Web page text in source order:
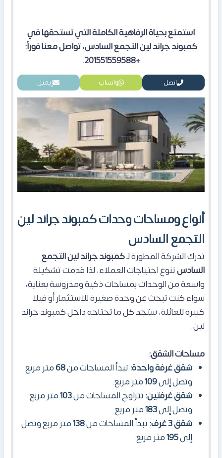
استمتع بحياة الرفاهية الكاملة التي تستحقها في
كمبوند جراند لين التجمع السادس، تواصل معنا فوراً:
+201551559588.
اتصل واتساب إيميل
أنواع ومساحات وحدات كمبوند جراند لين
التجمع السادس
تدرك الشركة المطورة لـكمبوند جراند لين التجمع
السادستنوع احتياجات العملاء، لذا قدمت تشكيلة
واسعة من الوحدات بمساحات ذكية ومدروسة بعناية،
سواء كنت تبحث عن وحدة صغيرة للاستثمار أو فيلا
كبيرة للعائلة، ستجد كل ما تحتاجه داخل كمبوند جراند
لين.
مساحات الشقق:
شقق غرفة واحدة:تبدأ المساحات من68متر مربع
وتصل إلى109متر مربع.
شقق غرفتين:تتراوح المساحات من103متر مربع
وتصل إلى183متر مربع.
شقق 3 غرف:
تبدأ المساحات من138متر مربع وتصل
إلى195متر مربع.